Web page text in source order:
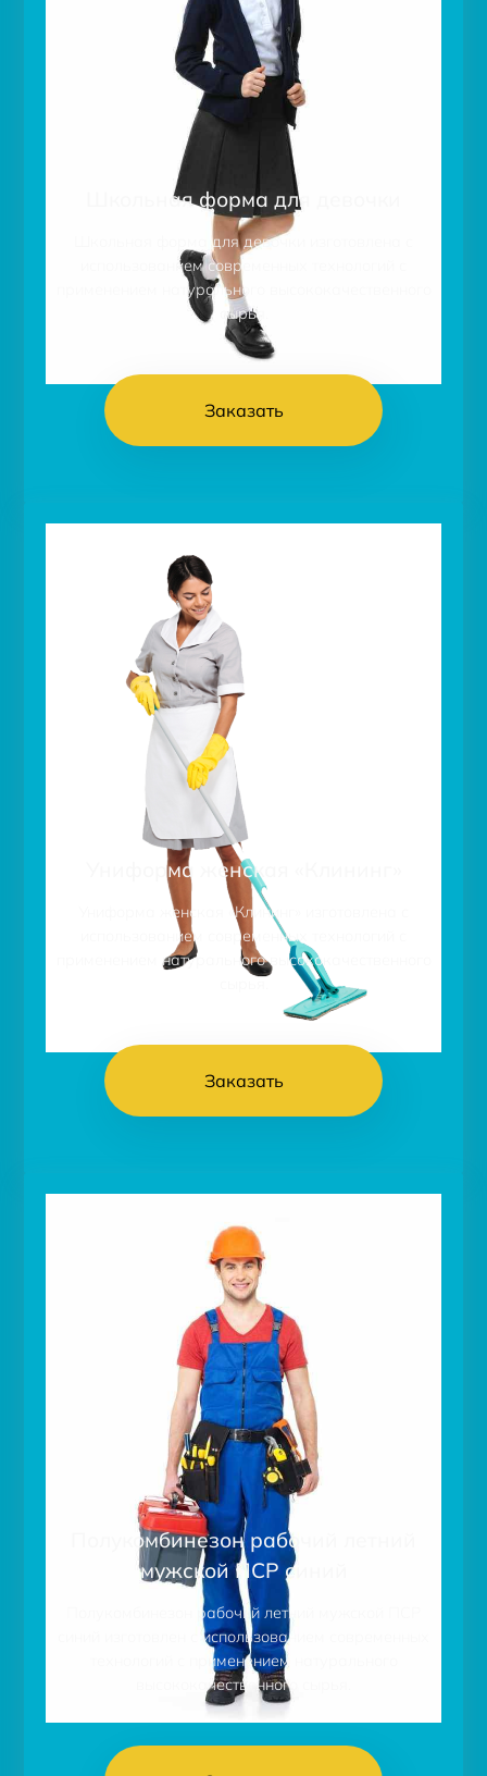
Школьная форма для девочки
Школьная форма для девочки изготовлена с
использованием современных технологий с
применением натурального высококачественного
сырья.
Заказать
Униформа женская «Клининг»
Униформа женская «Клининг» изготовлена с
использованием современных технологий с
применением натурального высококачественного
сырья.
Заказать
Полукомбинезон рабочий летний
мужской ПСР синий
Полукомбинезон рабочий летний мужской ПСР
синий изготовлен с использованием современных
технологий с применением натурального
высококачественного сырья.